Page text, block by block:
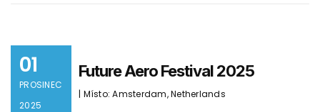
01
PROSINEC
2025
Future Aero Festival 2025
| Místo: Amsterdam, Netherlands